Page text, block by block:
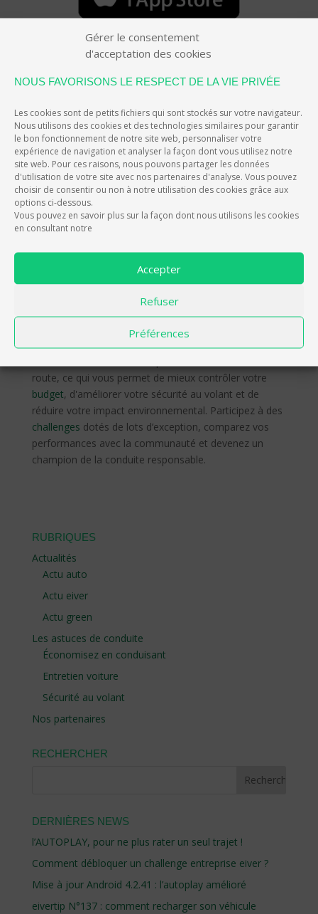
Gérer le consentement
d'acceptation des cookies
NOUS FAVORISONS LE RESPECT DE LA VIE PRIVÉE
Les cookies sont de petits fichiers qui sont stockés sur votre navigateur.
Nous utilisons des cookies et des technologies similaires pour garantir
le bon fonctionnement de notre site web, personnaliser votre
expérience de navigation et analyser la façon dont vous utilisez notre
site web. Pour ces raisons, nous pouvons partager les données
d'utilisation de votre site avec nos partenaires d'analyse. Vous pouvez
choisir de consentir ou non à notre utilisation des cookies grâce aux
options ci-dessous.
Vous pouvez en savoir plus sur la façon dont nous utilisons les cookies
en consultant notre
Accepter
Refuser
Préférences
F
a
c
b
k
T
w
i
t
E
a
l
EIVER, L'APP QUI RÉCOMPENSE LES
CONDUCTEURS
récompense vos efforts avec des points d’expérience
et des crédits convertibles en réductions et avantages
route, ce qui vous permet de mieux contrôler votre
budget, d'améliorer votre sécurité au volant et de
réduire votre impact environnemental. Participez à des
challenges dotés de lots d’exception, comparez vos
performances avec la communauté et devenez un
champion de la conduite responsable.
RUBRIQUES
Actualités
Actu auto
Actu eiver
Actu green
Les astuces de conduite
Économisez en conduisant
Entretien voiture
Sécurité au volant
Nos partenaires
RECHERCHER
DERNIÈRES NEWS
l’AUTOPLAY, pour ne plus rater un seul trajet !
Comment débloquer un challenge entreprise eiver ?
Mise à jour Android 4.2.41 : l’autoplay amélioré
eivertip N°137 : comment recharger son véhicule